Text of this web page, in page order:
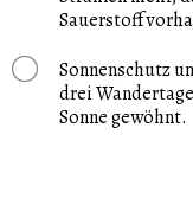
Sauerstoff
Sonnenschutz
drei
Sonne gewöhnt.